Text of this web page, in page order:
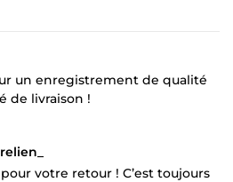
un enregistrement de qualité
de livraison !
votre retour ! C’est toujours